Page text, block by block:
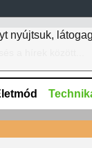
nyújtsuk,